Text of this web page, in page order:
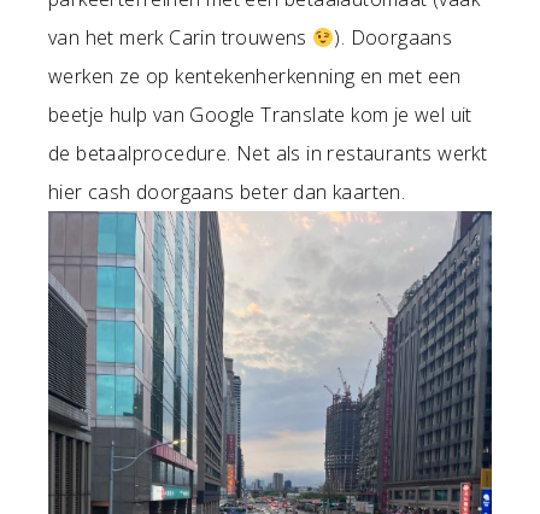
van het merk Carin trouwens
). Doorgaans
werken ze op kentekenherkenning en met een
beetje hulp van Google Translate kom je wel uit
de betaalprocedure. Net als in restaurants werkt
hier cash doorgaans beter dan kaarten.